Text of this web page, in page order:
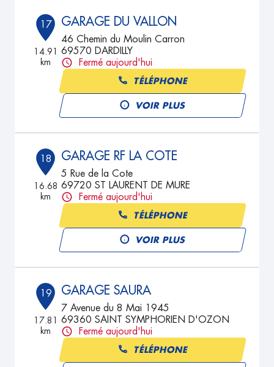
17
14.91
km
GARAGE DU VALLON
46 Chemin du Moulin Carron
69570 DARDILLY
Fermé aujourd'hui
TÉLÉPHONE
VOIR PLUS
18
16.68
km
GARAGE RF LA COTE
5 Rue de la Cote
69720 ST LAURENT DE MURE
Fermé aujourd'hui
TÉLÉPHONE
VOIR PLUS
19
17.81
km
GARAGE SAURA
7 Avenue du 8 Mai 1945
69360 SAINT SYMPHORIEN D'OZON
Fermé aujourd'hui
TÉLÉPHONE